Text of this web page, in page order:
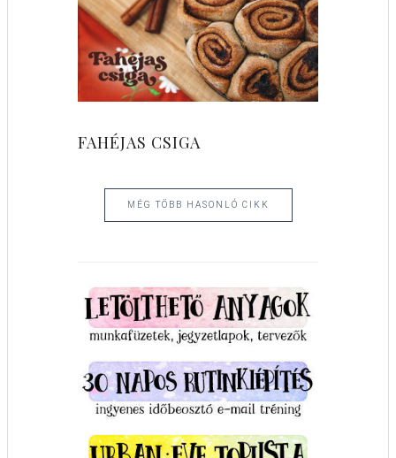
FAHÉJAS CSIGA
MÉG TÖBB HASONLÓ CIKK